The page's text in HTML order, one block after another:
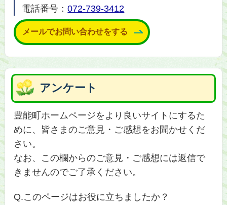
電話番号：072-739-3412
メールでお問い合わせをする
アンケート
豊能町ホームページをより良いサイトにするた
めに、皆さまのご意見・ご感想をお聞かせくだ
さい。
なお、この欄からのご意見・ご感想には返信で
きませんのでご了承ください。
Q.このページはお役に立ちましたか？